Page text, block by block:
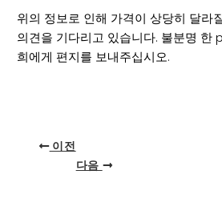
위의 정보로 인해 가격이 상당히 달라
의견을 기다리고 있습니다. 불분명 한
희에게 편지를 보내주십시오.
이전
다음